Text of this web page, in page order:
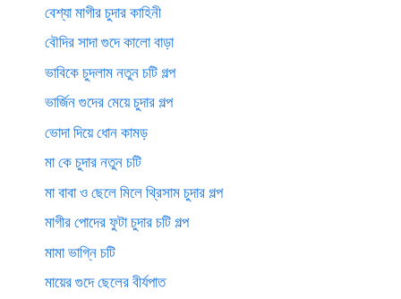
বেশ্যা মাগীর চুদার কাহিনী
বৌদির সাদা গুদে কালো বাড়া
ভাবিকে চুদলাম নতুন চটি গল্প
ভার্জিন গুদের মেয়ে চুদার গল্প
ভোদা দিয়ে ধোন কামড়
মা কে চুদার নতুন চটি
মা বাবা ও ছেলে মিলে থ্রিসাম চুদার গল্প
মাগীর পোদের ফুটা চুদার চটি গল্প
মামা ভাগ্নি চটি
মায়ের গুদে ছেলের বীর্যপাত